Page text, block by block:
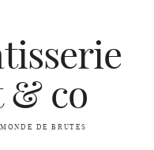
& co
DE BRUTES